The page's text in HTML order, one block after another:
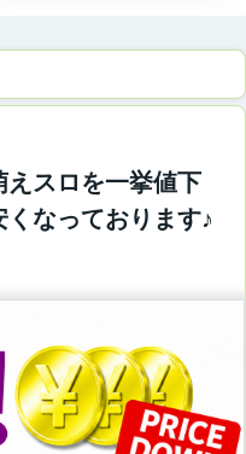
スロを一挙値下
なっております♪